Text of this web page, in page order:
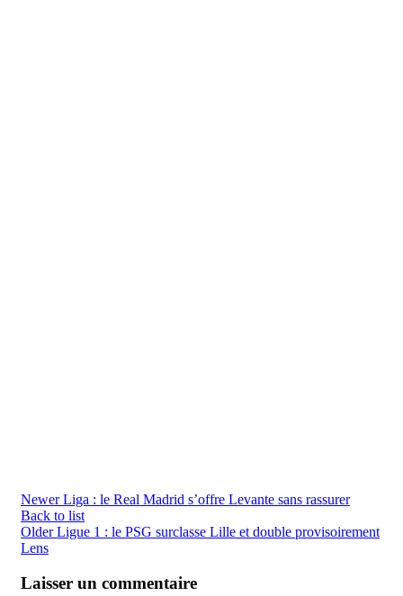
Newer Liga : le Real Madrid s’offre Levante sans rassurer
Back to list
Older Ligue 1 : le PSG surclasse Lille et double provisoirement
Lens
Laisser un commentaire